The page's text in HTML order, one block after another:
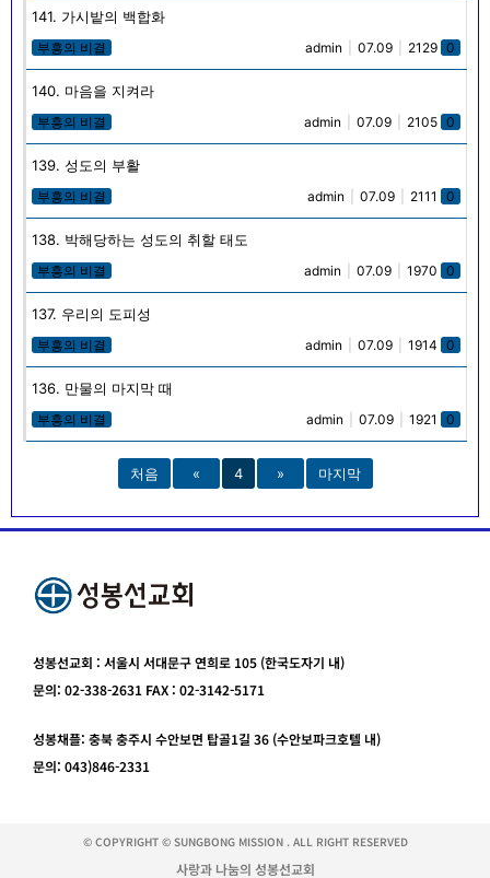
141. 가시밭의 백합화
부흥의 비결 admin 07.09 2129 0
140. 마음을 지켜라
부흥의 비결 admin 07.09 2105 0
139. 성도의 부활
부흥의 비결 admin 07.09 2111 0
138. 박해당하는 성도의 취할 태도
부흥의 비결 admin 07.09 1970 0
137. 우리의 도피성
부흥의 비결 admin 07.09 1914 0
136. 만물의 마지막 때
부흥의 비결 admin 07.09 1921 0
처음 « 4 » 마지막
성봉선교회 : 서울시 서대문구 연희로 105 (한국도자기 내)
문의: 02-338-2631 FAX : 02-3142-5171
성봉채플: 충북 충주시 수안보면 탑골1길 36 (수안보파크호텔 내)
문의: 043)846-2331
© COPYRIGHT © SUNGBONG MISSION . ALL RIGHT RESERVED
사랑과 나눔의 성봉선교회